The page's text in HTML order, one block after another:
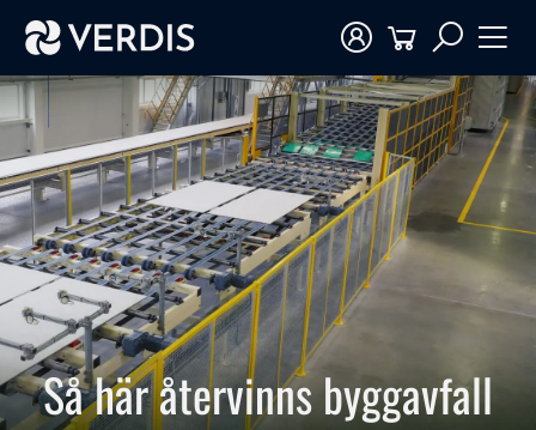
Så här återvinns byggavfall